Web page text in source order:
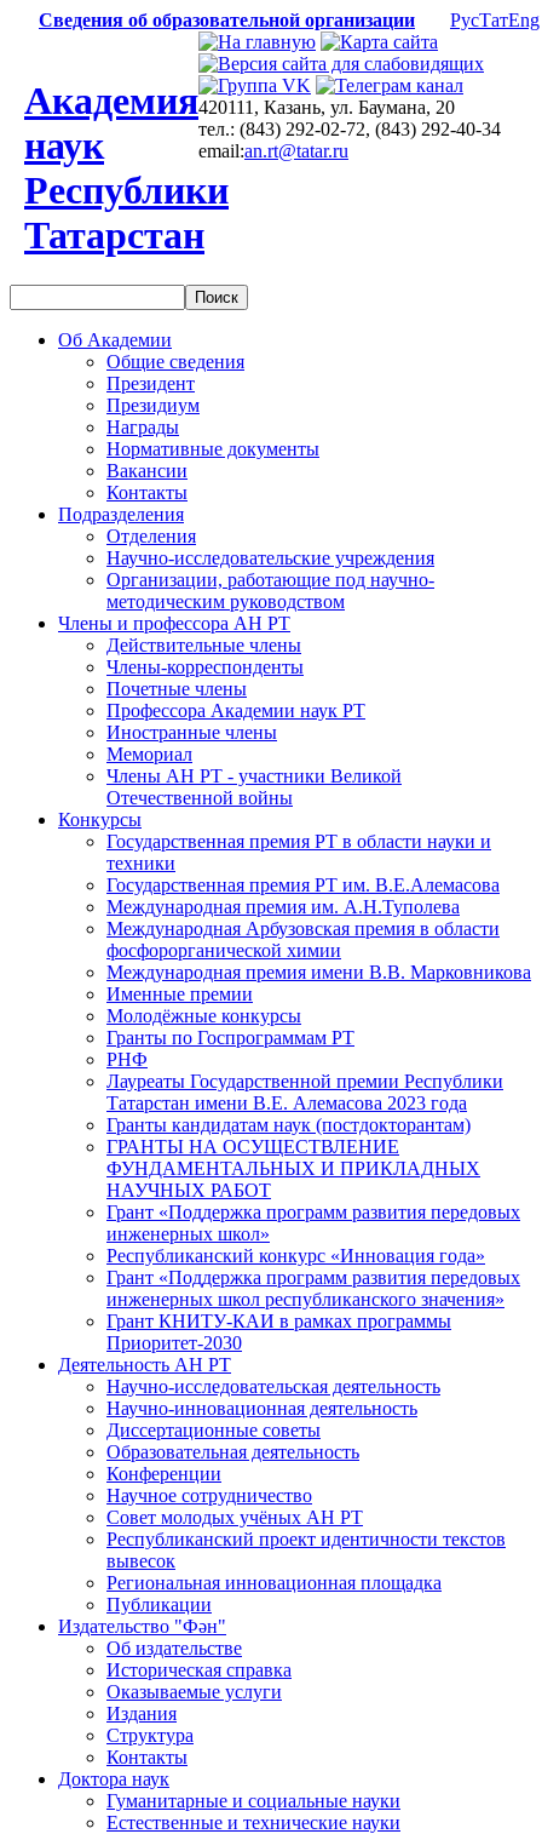
Сведения об образовательной организации РусТатEng
Академия
наук
Республики
Татарстан
420111, Казань, ул. Баумана, 20
тел.: (843) 292-02-72, (843) 292-40-34
email:an.rt@tatar.ru
Об Академии
Общие сведения
Президент
Президиум
Награды
Нормативные документы
Вакансии
Контакты
Подразделения
Отделения
Научно-исследовательские учреждения
Организации, работающие под научно-
методическим руководством
Члены и профессора АН РТ
Действительные члены
Члены-корреспонденты
Почетные члены
Профессора Академии наук РТ
Иностранные члены
Мемориал
Члены АН РТ - участники Великой
Отечественной войны
Конкурсы
Государственная премия РТ в области науки и
техники
Государственная премия РТ им. В.Е.Алемасова
Международная премия им. А.Н.Туполева
Международная Арбузовская премия в области
фосфорорганической химии
Международная премия имени В.В. Марковникова
Именные премии
Молодёжные конкурсы
Гранты по Госпрограммам РТ
РНФ
Лауреаты Государственной премии Республики
Татарстан имени В.Е. Алемасова 2023 года
Гранты кандидатам наук (постдокторантам)
ГРАНТЫ НА ОСУЩЕСТВЛЕНИЕ
ФУНДАМЕНТАЛЬНЫХ И ПРИКЛАДНЫХ
НАУЧНЫХ РАБОТ
Грант «Поддержка программ развития передовых
инженерных школ»
Республиканский конкурс «Инновация года»
Грант «Поддержка программ развития передовых
инженерных школ республиканского значения»
Грант КНИТУ-КАИ в рамках программы
Приоритет-2030
Деятельность АН РТ
Научно-исследовательская деятельность
Научно-инновационная деятельность
Диссертационные советы
Образовательная деятельность
Конференции
Научное сотрудничество
Совет молодых учёных АН РТ
Республиканский проект идентичности текстов
вывесок
Региональная инновационная площадка
Публикации
Издательство "Фән"
Об издательстве
Историческая справка
Оказываемые услуги
Издания
Структура
Контакты
Доктора наук
Гуманитарные и социальные науки
Естественные и технические науки